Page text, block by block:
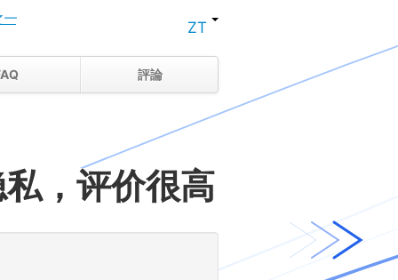
ZT
評論
，评价很高